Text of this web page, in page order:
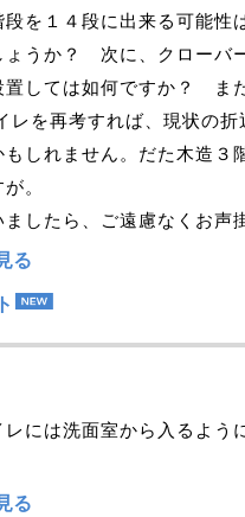
を１４段に出来る可能性
うか？ 次に、クローバ
置しては如何ですか？ ま
レを再考すれば、現状の
しれません。だた木造３
。
したら、ご遠慮なくお声
る
には洗面室から入るよう
る